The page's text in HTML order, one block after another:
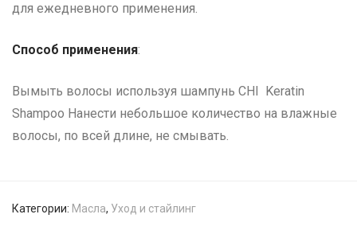
для ежедневного применения.
Способ применения:
Вымыть волосы используя шампунь CHI Keratin
Shampoo Нанести небольшое количество на влажные
волосы, по всей длине, не смывать.
Категории: Масла, Уход и стайлинг